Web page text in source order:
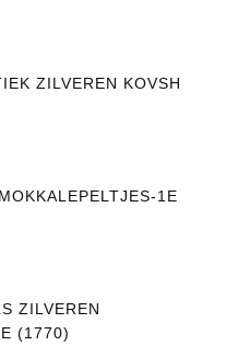
ZILVEREN KOVSH
1E
ZILVEREN
(1770)